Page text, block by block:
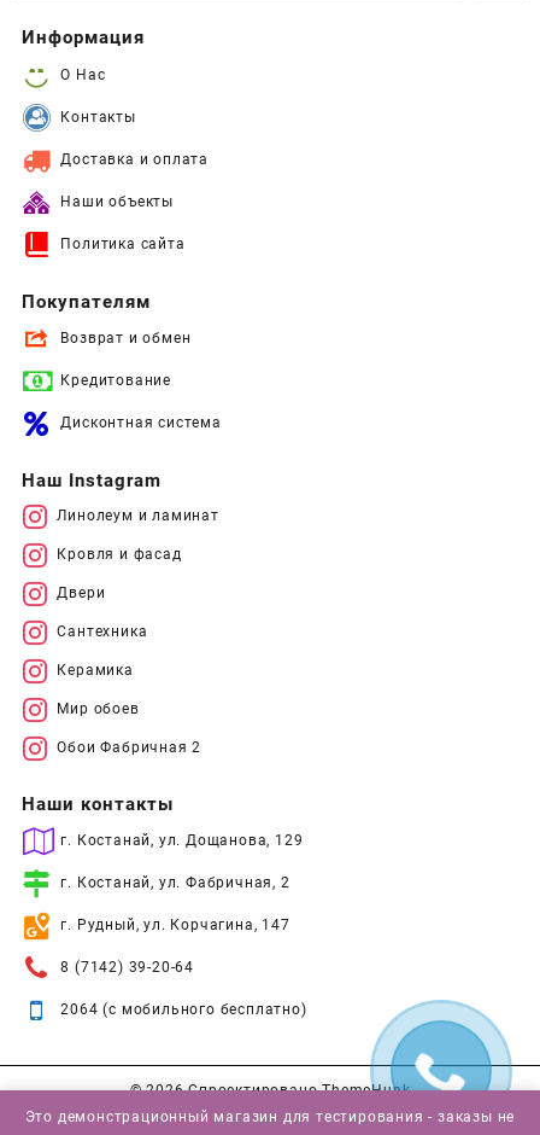
Информация
О Нас
Контакты
Доставка и оплата
Наши объекты
Политика сайта
Покупателям
Возврат и обмен
Кредитование
Дисконтная система
Наш Instagram
Линолеум и ламинат
Кровля и фасад
Двери
Сантехника
Керамика
Мир обоев
Обои Фабричная 2
Наши контакты
г. Костанай, ул. Дощанова, 129
г. Костанай, ул. Фабричная, 2
г. Рудный, ул. Корчагина, 147
8 (7142) 39-20-64
2064 (с мобильного бесплатно)
© 2026Спроектировано ThemeHunk
Это демонстрационный магазин для тестирования - заказы не